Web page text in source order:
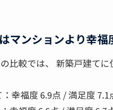
マンションより幸
比較では、 新築戸建て
幸福度 6.9点 / 満足度 7.1